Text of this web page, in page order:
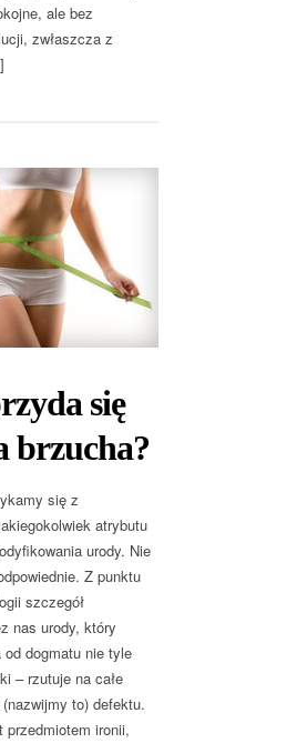
ale bez
zwłaszcza z
się
brzucha?
się z
atrybutu
urody. Nie
Z punktu
szczegół
nas urody, który
dogmatu nie tyle
– rzutuje na całe
to) defektu.
przedmiotem ironii,